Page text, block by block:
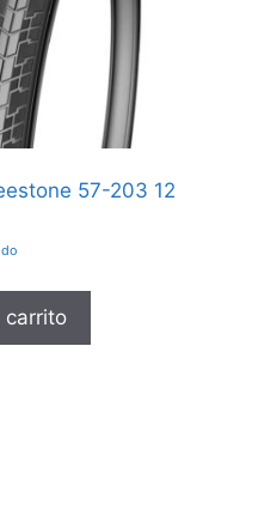
57-203 12
carrito